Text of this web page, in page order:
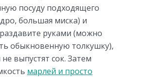
посуду подходящего
большая миска) и
руками (можно
обыкновенную толкушку),
выпустят сок. Затем
марлей и просто